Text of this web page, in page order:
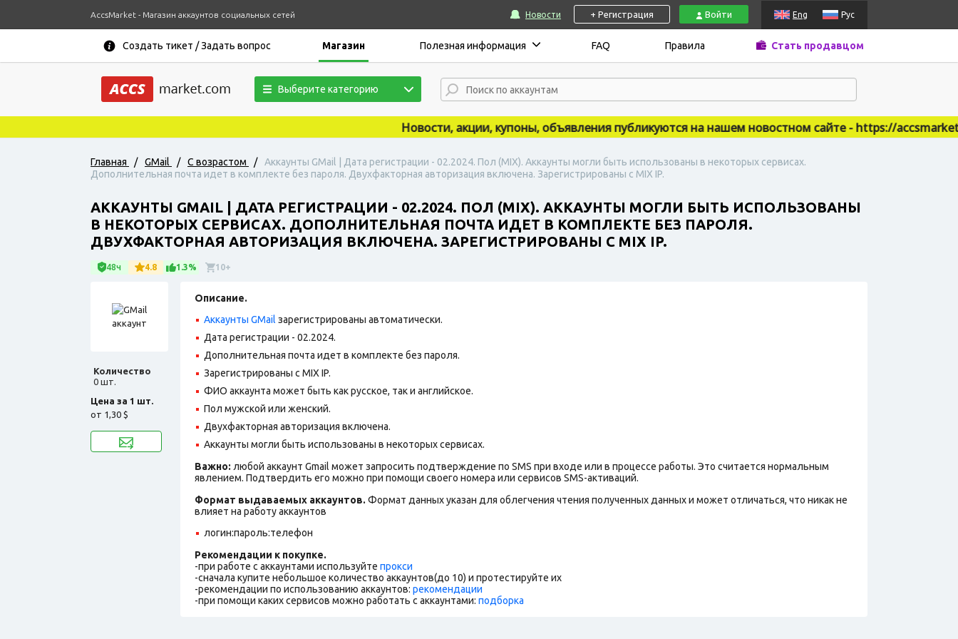
AccsMarket - Магазин аккаунтов социальных сетей Новости + Регистрация Войти Eng Рус
Создать тикет / Задать вопрос Магазин Полезная информация FAQ Правила Стать продавцом
Выберите категорию
Новости, акции, купоны, объявления публикуются на нашем новостном сайте - https://
Главная / GMail / С возрастом /
Аккаунты GMail | Дата регистрации - 02.2024. Пол (MIX). Аккаунты могли быть использованы в некоторых сервисах.
Дополнительная почта идет в комплекте без пароля. Двухфакторная авторизация включена. Зарегистрированы с MIX IP.
АККАУНТЫ GMAIL | ДАТА РЕГИСТРАЦИИ - 02.2024. ПОЛ (MIX). АККАУНТЫ МОГЛИ БЫТЬ ИСПОЛЬЗОВАНЫ
В НЕКОТОРЫХ СЕРВИСАХ. ДОПОЛНИТЕЛЬНАЯ ПОЧТА ИДЕТ В КОМПЛЕКТЕ БЕЗ ПАРОЛЯ.
ДВУХФАКТОРНАЯ АВТОРИЗАЦИЯ ВКЛЮЧЕНА. ЗАРЕГИСТРИРОВАНЫ С MIX IP.
48ч 4.8 1.3% 10+
Количество
0 шт.
Цена за 1 шт.
от 1,30 $
Описание.
Аккаунты GMail зарегистрированы автоматически.
Дата регистрации - 02.2024.
Дополнительная почта идет в комплекте без пароля.
Зарегистрированы с MIX IP.
ФИО аккаунта может быть как русское, так и английское.
Пол мужской или женский.
Двухфакторная авторизация включена.
Аккаунты могли быть использованы в некоторых сервисах.
Важно: любой аккаунт Gmail может запросить подтверждение по SMS при входе или в процессе работы. Это считается нормальным
явлением. Подтвердить его можно при помощи своего номера или сервисов SMS-активаций.
Формат выдаваемых аккаунтов. Формат данных указан для облегчения чтения полученных данных и может отличаться, что никак не
влияет на работу аккаунтов
логин:пароль:телефон
Рекомендации к покупке.
-при работе с аккаунтами используйте прокси
-сначала купите небольшое количество аккаунтов(до 10) и протестируйте их
-рекомендации по использованию аккаунтов: рекомендации
-при помощи каких сервисов можно работать с аккаунтами: подборка